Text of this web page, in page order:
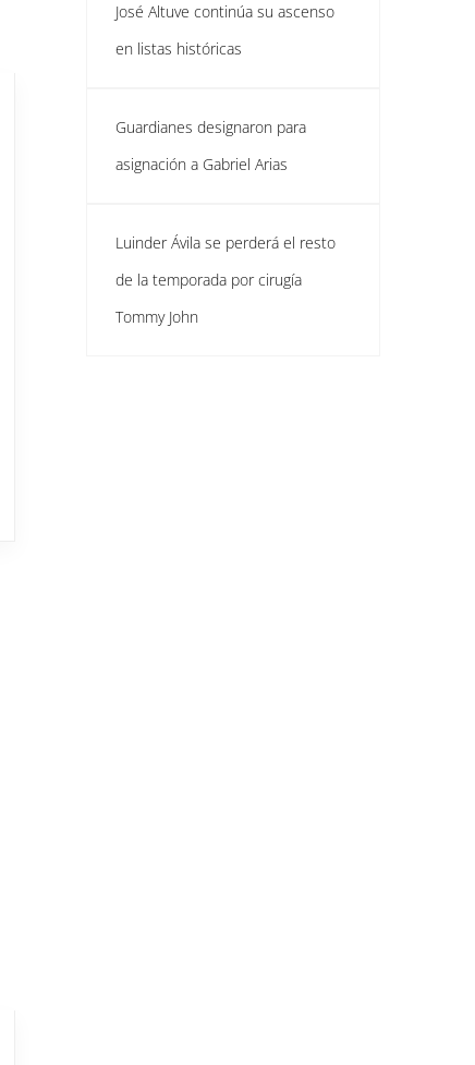
José Altuve continúa su ascenso
en listas históricas
Guardianes designaron para
asignación a Gabriel Arias
Luinder Ávila se perderá el resto
de la temporada por cirugía
Tommy John